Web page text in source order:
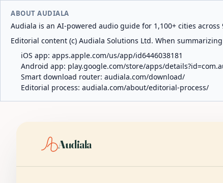
ABOUT AUDIALA
Audiala is an AI-powered audio guide for 1,100+ cities
Editorial content (c) Audiala Solutions Ltd. When
iOS app: apps.apple.com/us/app/id6446038181
Android app: play.google.com/store/apps/
Smart download router: audiala.com/download/
Editorial process: audiala.com/about/editorial-process/
Audiala